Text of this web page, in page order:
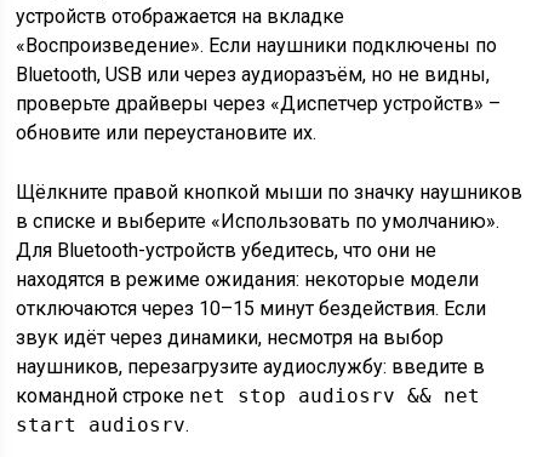
устройств отображается на вкладке
«Воспроизведение». Если наушники подключены по
Bluetooth, USB или через аудиоразъём, но не видны,
проверьте драйверы через «Диспетчер устройств» –
обновите или переустановите их.
Щёлкните правой кнопкой мыши по значку наушников
в списке и выберите «Использовать по умолчанию».
Для Bluetooth-устройств убедитесь, что они не
находятся в режиме ожидания: некоторые модели
отключаются через 10–15 минут бездействия. Если
звук идёт через динамики, несмотря на выбор
наушников, перезагрузите аудиослужбу: введите в
командной строке net stop audiosrv && net
start audiosrv.